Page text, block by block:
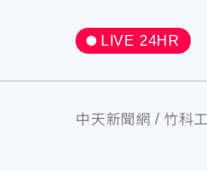
LIVE 24HR
中天新聞網 竹科